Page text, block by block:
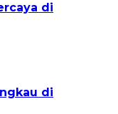
di
di